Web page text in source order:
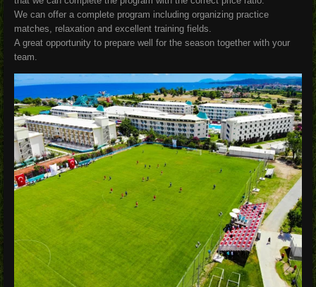
We can offer a complete program including organizing practice
matches, relaxation and excellent training fields.
A great opportunity to prepare well for the season together with your
team.